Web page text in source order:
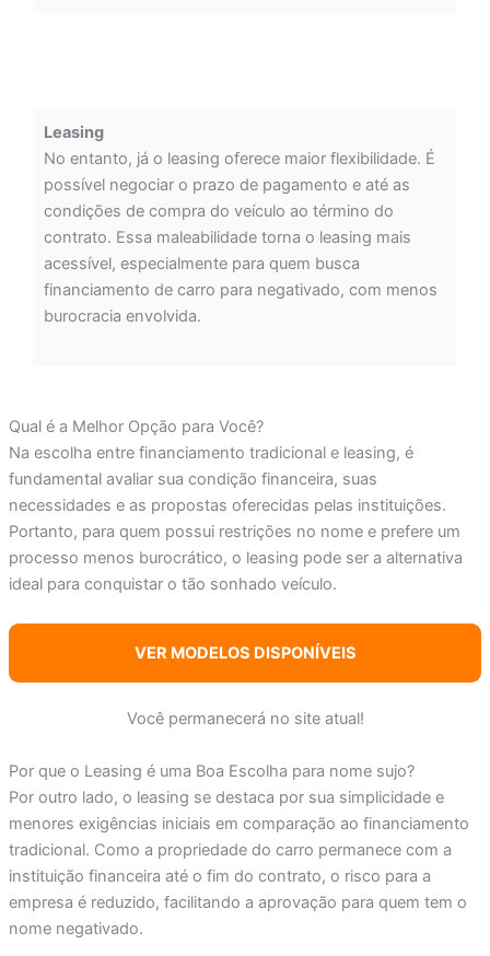
Leasing
No entanto, já o leasing oferece maior flexibilidade. É
possível negociar o prazo de pagamento e até as
condições de compra do veículo ao término do
contrato. Essa maleabilidade torna o leasing mais
acessível, especialmente para quem busca
financiamento de carro para negativado, com menos
burocracia envolvida.
Qual é a Melhor Opção para Você?
Na escolha entre financiamento tradicional e leasing, é
fundamental avaliar sua condição financeira, suas
necessidades e as propostas oferecidas pelas instituições.
Portanto, para quem possui restrições no nome e prefere um
processo menos burocrático, o leasing pode ser a alternativa
ideal para conquistar o tão sonhado veículo.
VER MODELOS DISPONÍVEIS
Você permanecerá no site atual!
Por que o Leasing é uma Boa Escolha para nome sujo?
Por outro lado, o leasing se destaca por sua simplicidade e
menores exigências iniciais em comparação ao financiamento
tradicional. Como a propriedade do carro permanece com a
instituição financeira até o fim do contrato, o risco para a
empresa é reduzido, facilitando a aprovação para quem tem o
nome negativado.